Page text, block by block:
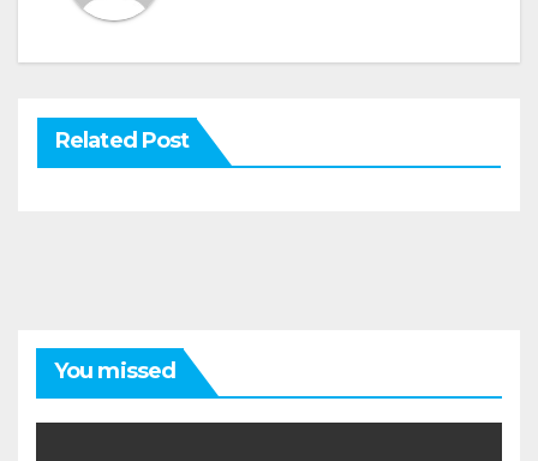
Related Post
You missed